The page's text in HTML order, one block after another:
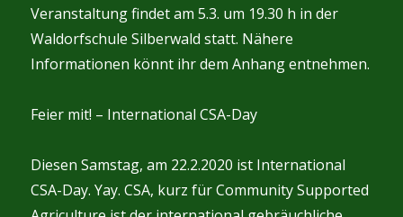
Veranstaltung findet am 5.3. um 19.30 h in der
Waldorfschule Silberwald statt. Nähere
Informationen könnt ihr dem Anhang entnehmen.
Feier mit! – International CSA-Day
Diesen Samstag, am 22.2.2020 ist International
CSA-Day. Yay. CSA, kurz für Community Supported